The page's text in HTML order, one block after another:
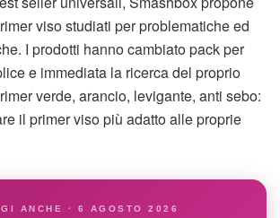
viso studiati per problematiche ed
I prodotti hanno cambiato pack per
e immediata la ricerca del proprio
verde, arancio, levigante, anti sebo:
il primer viso più adatto alle proprie
ANCHE · 6 AGOSTO 2026